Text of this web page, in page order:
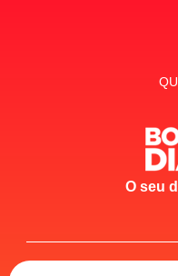
O seu